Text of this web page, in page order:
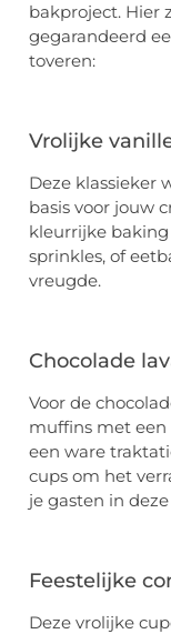
bakproject. Hier
gegarandeerd
toveren:
Vrolijke
Deze klassieker
basis voor jouw
kleurrijke
sprinkles, of
vreugde.
Chocolade
Voor de
muffins met een
een ware
cups om het
je gasten in
Feestelijke
Deze vrolijke